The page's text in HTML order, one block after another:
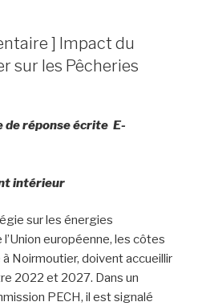
] Impact du
sur les Pêcheries
de réponse écrite E-
intérieur
sur les énergies
européenne, les côtes
Noirmoutier, doivent accueillir
2022 et 2027. Dans un
PECH, il est signalé